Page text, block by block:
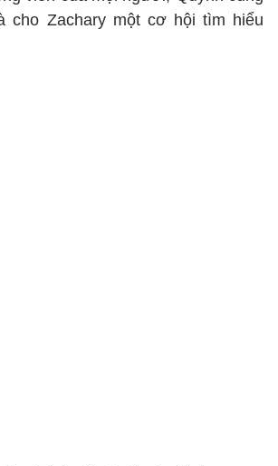
cho Zachary một cơ hội tìm hiểu